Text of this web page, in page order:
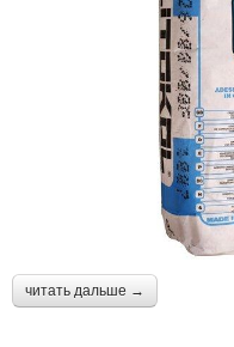
читать дальше →